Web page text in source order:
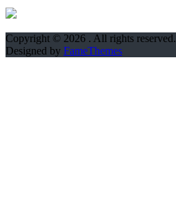
Copyright © 2026 . All rights reserved.
Designed by FameThemes